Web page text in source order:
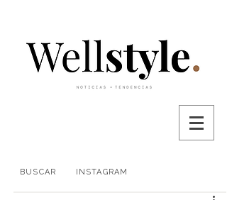
BUSCAR INSTAGRAM